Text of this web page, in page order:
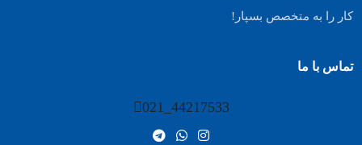
کار را به متخصص بسپار!
تماس با ما
44217533_021